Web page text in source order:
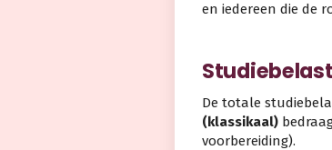
en iedereen die de
De totale
(klassikaal)
voorbereiding).